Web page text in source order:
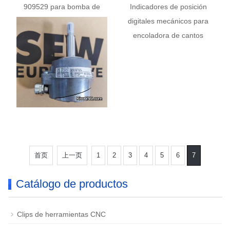
909529 para bomba de
vacío Becker
Indicadores de posición
digitales mecánicos para
encoladora de cantos
首页 上一页 1 2 3 4 5 6 7
Catálogo de productos
Clips de herramientas CNC